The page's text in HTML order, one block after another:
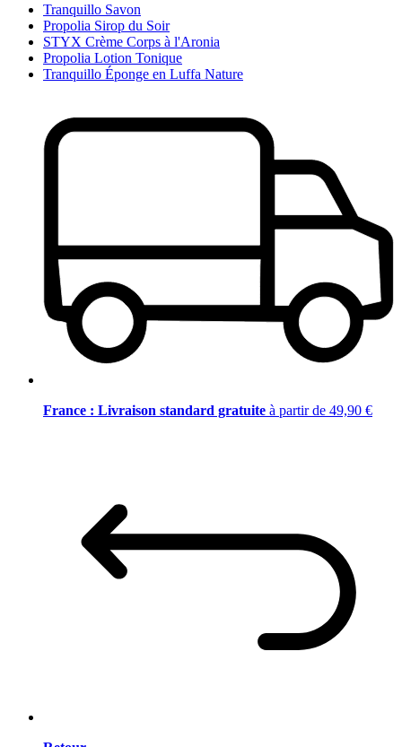
Tranquillo Savon
Propolia Sirop du Soir
STYX Crème Corps à l'Aronia
Propolia Lotion Tonique
Tranquillo Éponge en Luffa Nature
France : Livraison standard gratuite à partir de 49,90 €